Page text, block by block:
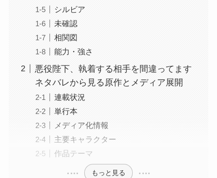
シルビア
未確認
相関図
能力・強さ
悪役陛下、執着する相手を間違ってます
ネタバレから見る原作とメディア展開
連載状況
単行本
メディア化情報
主要キャラクター
作品テーマ
もっと見る